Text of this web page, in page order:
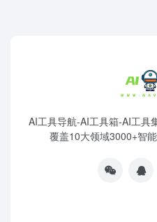
AI工具导航-AI工具箱-AI工具
覆盖10大领域3000+智